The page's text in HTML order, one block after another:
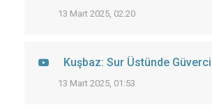
13 Mart 2025, 02:20
Kuşbaz: Sur Üstünde
13 Mart 2025, 01:53